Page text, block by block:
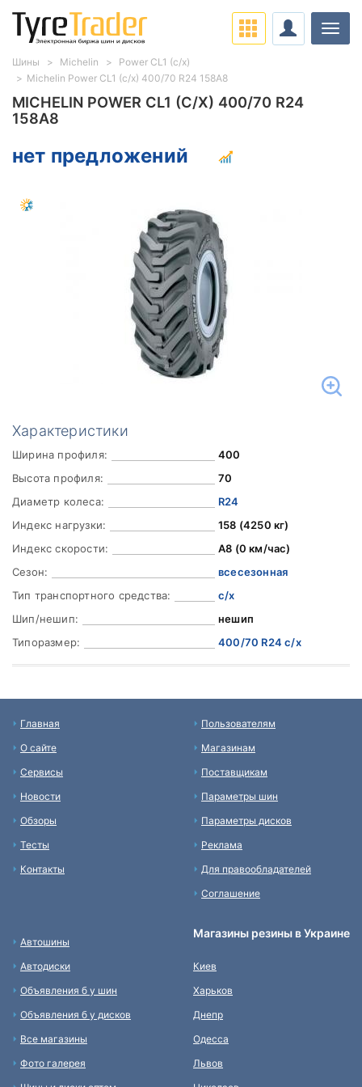
MICHELIN POWER CL1 (С/Х) 400/70 R24
158A8
нет предложений
Характеристики
Ширина профиля:
400
Высота профиля:
70
Диаметр колеса:
R24
Индекс нагрузки:
158 (4250 кг)
Индекс скорости:
A8 (0 км/час)
Сезон:
всесезонная
Тип транспортного средства:
с/х
Шип/нешип:
нешип
Типоразмер:
400/70 R24 с/х
Шины Michelin
Power CL1 (с/х)
Michelin Power CL1 (с/х) 400/70 R24 158A8
Главная
О сайте
Сервисы
Новости
Обзоры
Тесты
Контакты
Пользователям
Магазинам
Поставщикам
Параметры шин
Параметры дисков
Реклама
Для правообладателей
Соглашение
Автошины
Автодиски
Объявления б у шин
Объявления б у дисков
Все магазины
Фото галерея
Магазины резины в Украине
Киев
Харьков
Днепр
Одесса
Львов